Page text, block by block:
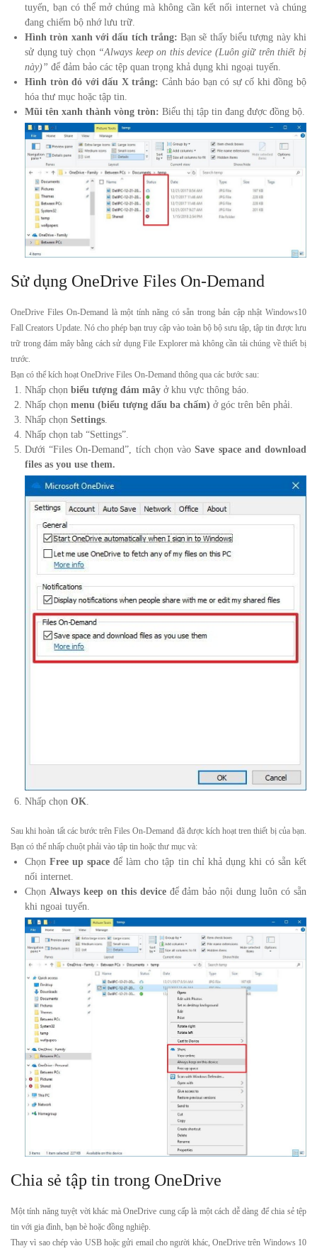
tuyến, bạn có thể mở chúng mà không cần kết nối internet và chúng
đang chiếm bộ nhớ lưu trữ.
Hình tròn xanh với dấu tích trắng:Bạn sẽ thấy biểu tượng này khi
sử dụng tuỳ chọn “Always keep on this device (Luôn giữ trên thiết bị
này)” để đảm bảo các tệp quan trọng khả dụng khi ngoại tuyến.
Hình tròn đỏ với dấu X trắng: Cảnh báo bạn có sự cố khi đồng bộ
hóa thư mục hoặc tập tin.
Mũi tên xanh thành vòng tròn: Biểu thị tập tin đang được đồng bộ.
Sử dụng OneDrive Files On-Demand
OneDrive Files On-Demand là một tính năng có sẵn trong bản cập nhật Windows10
Fall Creators Update. Nó cho phép bạn truy cập vào toàn bộ bộ sưu tập, tập tin được lưu
trữ trong đám mây bằng cách sử dụng File Explorer mà không cần tải chúng về thiết bị
trước.
Bạn có thể kích hoạt OneDrive Files On-Demand thông qua các bước sau:
Nhấp chọn biểu tượng đám mây ở khu vực thông báo.
Nhấp chọn menu (biểu tượng dấu ba chấm) ở góc trên bên phải.
Nhấp chọn Settings
Nhấp chọn tab “Settings”.
Dưới “Files On-Demand”, tích chọn vàoSave space and download
files as you use them.
Nhấp chọn OK
Sau khi hoàn tất các bước trên Files On-Demand đã được kích hoạt tren thiết bị của bạn.
Bạn có thể nhấp chuột phải vào tập tin hoặc thư mục và:
ChọnFree up space để làm cho tập tin chỉ khả dụng khi có sẵn kết
nối internet.
Chọn Always keep on this device để đảm bảo nội dung luôn có sẵn
khi ngoai tuyến.
Chia sẻ tập tin trong OneDrive
Một tính năng tuyệt vời khác mà OneDrive cung cấp là một cách dễ dàng để chia sẻ tệp
tin với gia đình, bạn bè hoặc đồng nghiệp.
Thay vì sao chép vào USB hoặc gửi email cho người khác, OneDrive trên Windows 10